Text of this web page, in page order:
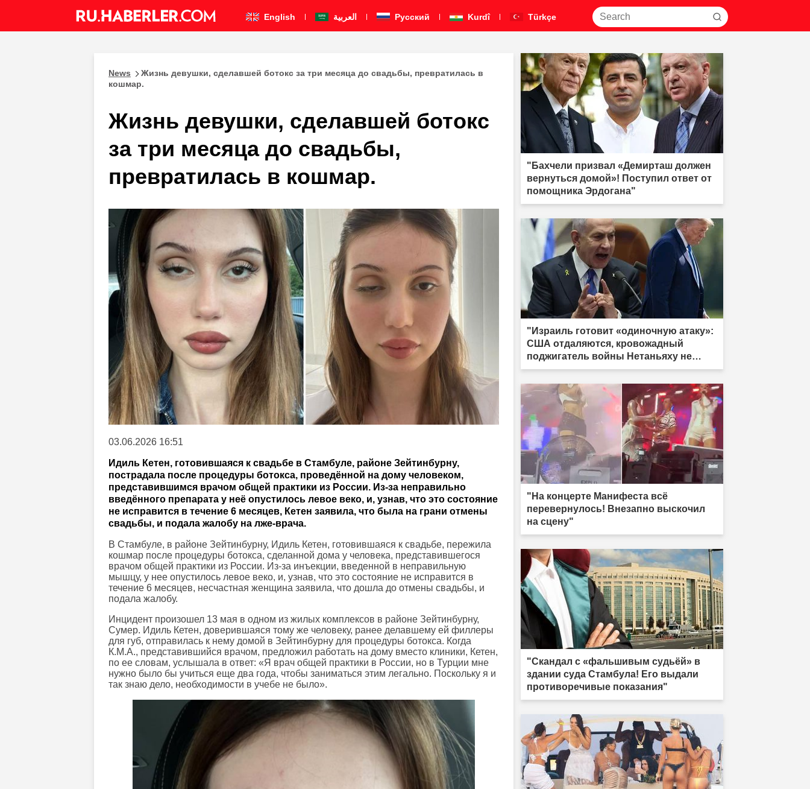
English العربية Pусский Kurdî Türkçe
News
Жизнь девушки, сделавшей ботокс за три месяца до свадьбы, превратилась в
кошмар.
Жизнь девушки, сделавшей ботокс
за три месяца до свадьбы,
превратилась в кошмар.
03.06.2026 16:51
Идиль Кетен, готовившаяся к свадьбе в Стамбуле, районе Зейтинбурну,
пострадала после процедуры ботокса, проведённой на дому человеком,
представившимся врачом общей практики из России. Из-за неправильно
введённого препарата у неё опустилось левое веко, и, узнав, что это состояние
не исправится в течение 6 месяцев, Кетен заявила, что была на грани отмены
свадьбы, и подала жалобу на лже-врача.
В Стамбуле, в районе Зейтинбурну, Идиль Кетен, готовившаяся к свадьбе, пережила
кошмар после процедуры ботокса, сделанной дома у человека, представившегося
врачом общей практики из России. Из-за инъекции, введенной в неправильную
мышцу, у нее опустилось левое веко, и, узнав, что это состояние не исправится в
течение 6 месяцев, несчастная женщина заявила, что дошла до отмены свадьбы, и
подала жалобу.
Инцидент произошел 13 мая в одном из жилых комплексов в районе Зейтинбурну,
Сумер. Идиль Кетен, доверившаяся тому же человеку, ранее делавшему ей филлеры
для губ, отправилась к нему домой в Зейтинбурну для процедуры ботокса. Когда
К.М.А., представившийся врачом, предложил работать на дому вместо клиники, Кетен,
по ее словам, услышала в ответ: «Я врач общей практики в России, но в Турции мне
нужно было бы учиться еще два года, чтобы заниматься этим легально. Поскольку я и
так знаю дело, необходимости в учебе не было».
"Бахчели призвал «Демирташ должен
вернуться домой»! Поступил ответ от
помощника Эрдогана"
"Израиль готовит «одиночную атаку»:
США отдаляются, кровожадный
поджигатель войны Нетаньяху не
насыщается кровью."
"На концерте Манифеста всё
перевернулось! Внезапно выскочил
на сцену"
"Скандал с «фальшивым судьёй» в
здании суда Стамбула! Его выдали
противоречивые показания"